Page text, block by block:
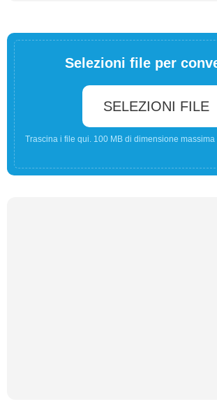
Selezioni file per
SELEZIONI FILE
Trascina i file qui. 100 MB di dimensione